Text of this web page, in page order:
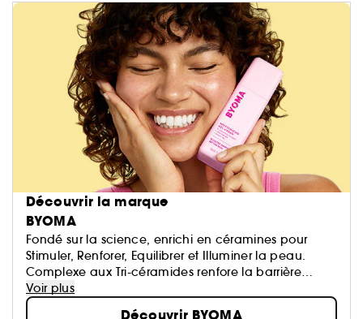
Découvrir la marque
BYOMA
Fondé sur la science, enrichi en céramines pour
Stimuler, Renforer, Equilibrer et Illuminer la peau.
Complexe aux Tri-céramides renfore la barrière
cutanée.
Voir plus